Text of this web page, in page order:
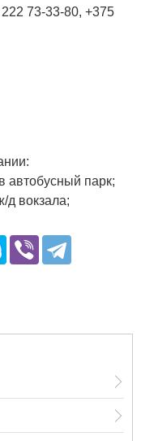
222 73-33-80, +375
парк;
вокзала;